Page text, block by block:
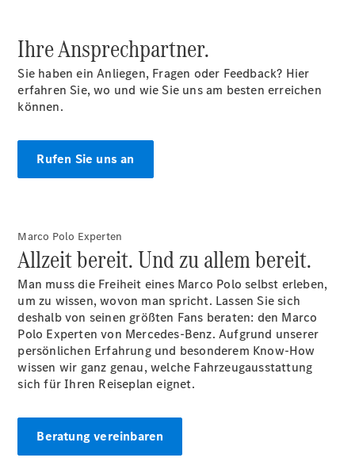
Service &
Zubehör
Kompletträder
Reifen- und
Komplettradschutz
Teile &
Zubehör
Ihre Ansprechpartner.
Sie haben ein Anliegen, Fragen oder Feedback? Hier
erfahren Sie, wo und wie Sie uns am besten erreichen
können.
Rufen Sie uns an
Marco Polo Experten
Allzeit bereit. Und zu allem bereit.
Man muss die Freiheit eines Marco Polo selbst erleben,
um zu wissen, wovon man spricht. Lassen Sie sich
deshalb von seinen größten Fans beraten: den Marco
Polo Experten von Mercedes-Benz. Aufgrund unserer
persönlichen Erfahrung und besonderem Know-How
wissen wir ganz genau, welche Fahrzeugausstattung
sich für Ihren Reiseplan eignet.
Beratung vereinbaren